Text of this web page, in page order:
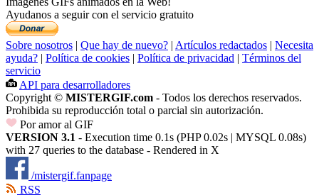
Ayudanos a seguir con el servicio gratuito
Sobre nosotros | Que hay de nuevo? | Artículos redactados | Necesita
ayuda? | Política de cookies | Política de privacidad | Términos del
servicio
API para desarrolladores
Copyright © MISTERGIF.com - Todos los derechos reservados.
Prohibida su reproducción total o parcial sin autorización.
Por amor al GIF
VERSION 3.1 - Execution time 0.1s (PHP 0.02s | MYSQL 0.08s)
with 27 queries to the database - Rendered in X
/mistergif.fanpage
RSS